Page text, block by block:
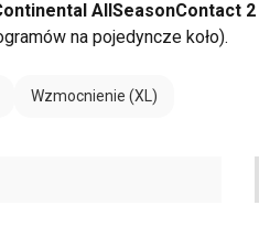
AllSeasonContact 2
na pojedyncze koło).
Wzmocnienie (XL)